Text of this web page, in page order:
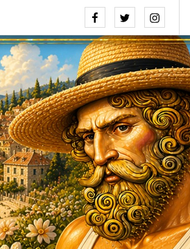
FacebookTwitter